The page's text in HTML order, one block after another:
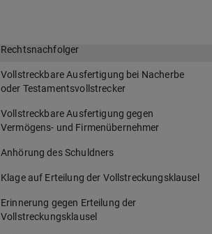
Rechtsnachfolger
Vollstreckbare Ausfertigung bei Nacherbe
oder Testamentsvollstrecker
Vollstreckbare Ausfertigung gegen
Vermögens- und Firmenübernehmer
Anhörung des Schuldners
Klage auf Erteilung der Vollstreckungsklausel
Erinnerung gegen Erteilung der
Vollstreckungsklausel